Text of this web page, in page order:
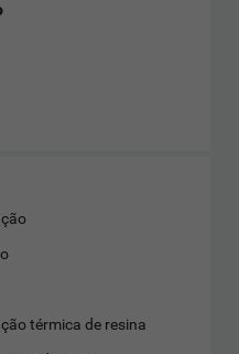
térmica de resina